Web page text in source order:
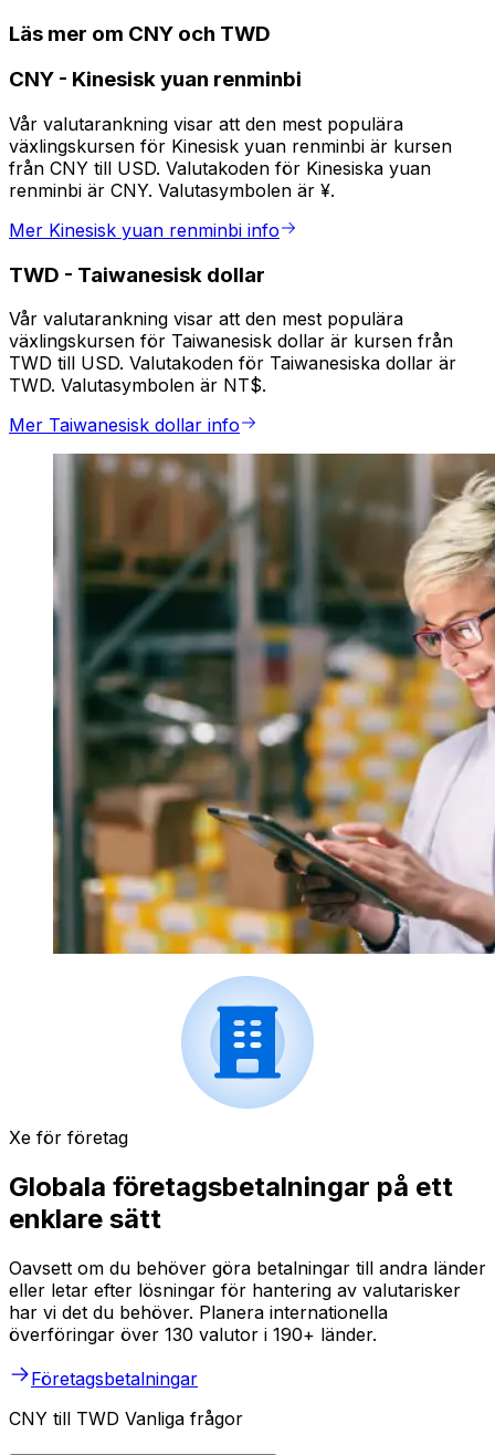
Läs mer om CNY och TWD
CNY - Kinesisk yuan renminbi
Vår valutarankning visar att den mest populära
växlingskursen för Kinesisk yuan renminbi är kursen
från CNY till USD. Valutakoden för Kinesiska yuan
renminbi är CNY. Valutasymbolen är ¥.
Mer Kinesisk yuan renminbi info
TWD - Taiwanesisk dollar
Vår valutarankning visar att den mest populära
växlingskursen för Taiwanesisk dollar är kursen från
TWD till USD. Valutakoden för Taiwanesiska dollar är
TWD. Valutasymbolen är NT$.
Mer Taiwanesisk dollar info
Xe för företag
Globala företagsbetalningar på ett
enklare sätt
Oavsett om du behöver göra betalningar till andra länder
eller letar efter lösningar för hantering av valutarisker
har vi det du behöver. Planera internationella
överföringar över 130 valutor i 190+ länder.
Företagsbetalningar
CNY till TWD Vanliga frågor